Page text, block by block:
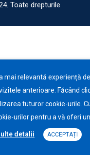
Toate drepturile
mai relevantă experiență de
anterioare. Făcând
tuturor cookie-urile.
urilor pentru a vă oferi un
detalii ACCEPTAȚI